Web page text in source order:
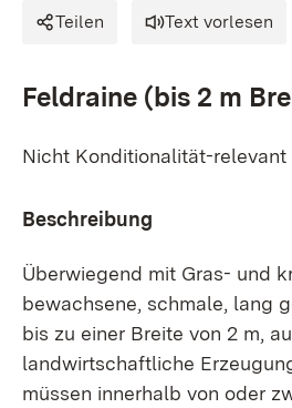
Teilen Text vorlesen
Feldraine (bis 2 m
Nicht Konditionalität-relevant
Beschreibung
Überwiegend mit Gras- und
bewachsene, schmale, lang
bis zu einer Breite von 2 m,
landwirtschaftliche
müssen innerhalb von oder